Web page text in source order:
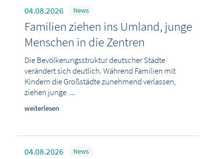
04.08.2026 News
Familien ziehen ins Umland, junge
Menschen in die Zentren
Die Bevölkerungsstruktur deutscher Städte
verändert sich deutlich. Während Familien mit
Kindern die Großstädte zunehmend verlassen,
ziehen junge ...
weiterlesen
04.08.2026 News